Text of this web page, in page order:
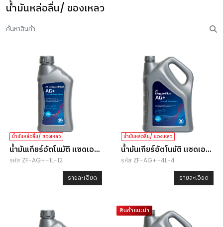
น้ำมันหล่อลื่น/ ของเหลว
น้ำมันหล่อลื่น/ ของเหลว
น้ำมันเกียร์อัตโนมัติ แซดเอฟ
ไลฟ์การ์ด AG+
รหัส ZF-AG+-1L-12
รายละเอียด
น้ำมันหล่อลื่น/ ของเหลว
น้ำมันเกียร์อัตโนมัติ แซดเอฟ
ไลฟ์การ์ด AG+
รหัส ZF-AG+-4L-4
รายละเอียด
สินค้าแนะนำ